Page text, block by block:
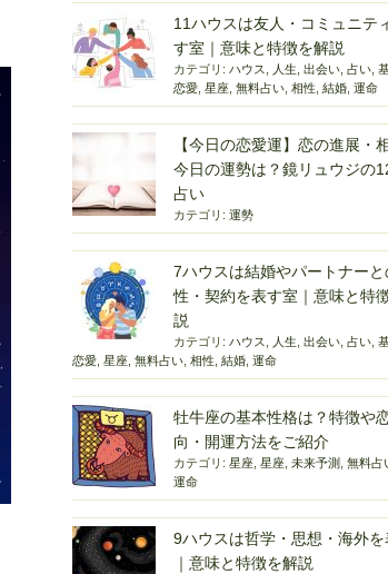
11ハウスは友人・コミュニテ
す室｜意味と特徴を解説
カテゴリ: ハウス, 人生, 出会い, 占い,
恋愛, 星座, 無料占い, 相性, 結婚, 運命
【今日の恋愛運】恋の進展・
今日の運勢は？鏡リュウジの
占い
カテゴリ: 運勢
7ハウスは結婚やパートナーと
性・契約を表す室｜意味と特
説
カテゴリ: ハウス, 人生, 出会い, 占い,
恋愛, 星座, 無料占い, 相性, 結婚, 運命
牡牛座の基本性格は？特徴や
向・開運方法をご紹介
カテゴリ: 星座, 星座, 未来予測 , 無料占
運命
9ハウスは哲学・思想・海外を
｜意味と特徴を解説